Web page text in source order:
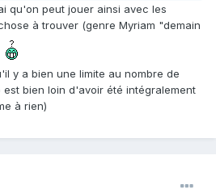
qu'on peut jouer ainsi avec les
à trouver (genre Myriam "demain
y a bien une limite au nombre de
bien loin d'avoir été intégralement
à rien)